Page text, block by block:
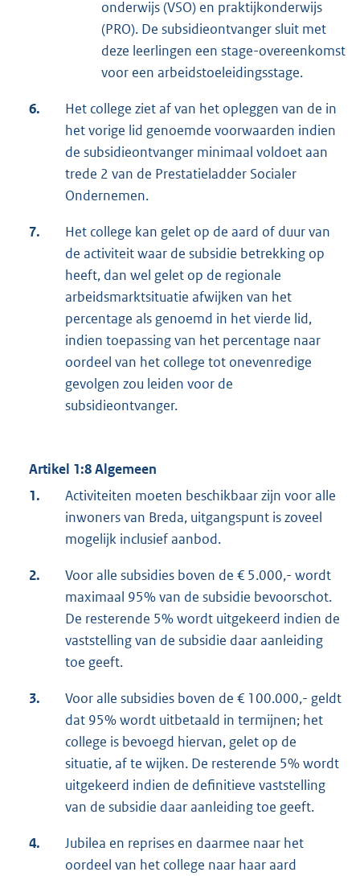
onderwijs (VSO) en praktijkonderwijs
(PRO). De subsidieontvanger sluit met
deze leerlingen een stage-overeenkomst
voor een arbeidstoeleidingsstage.
6.
Het college ziet af van het opleggen van de in
het vorige lid genoemde voorwaarden indien
de subsidieontvanger minimaal voldoet aan
trede 2 van de Prestatieladder Socialer
Ondernemen.
7.
Het college kan gelet op de aard of duur van
de activiteit waar de subsidie betrekking op
heeft, dan wel gelet op de regionale
arbeidsmarktsituatie afwijken van het
percentage als genoemd in het vierde lid,
indien toepassing van het percentage naar
oordeel van het college tot onevenredige
gevolgen zou leiden voor de
subsidieontvanger.
Artikel 1:8 Algemeen
1.
Activiteiten moeten beschikbaar zijn voor alle
inwoners van Breda, uitgangspunt is zoveel
mogelijk inclusief aanbod.
2.
Voor alle subsidies boven de € 5.000,- wordt
maximaal 95% van de subsidie bevoorschot.
De resterende 5% wordt uitgekeerd indien de
vaststelling van de subsidie daar aanleiding
toe geeft.
3.
Voor alle subsidies boven de € 100.000,- geldt
dat 95% wordt uitbetaald in termijnen; het
college is bevoegd hiervan, gelet op de
situatie, af te wijken. De resterende 5% wordt
uitgekeerd indien de definitieve vaststelling
van de subsidie daar aanleiding toe geeft.
4.
Jubilea en reprises en daarmee naar het
oordeel van het college naar haar aard